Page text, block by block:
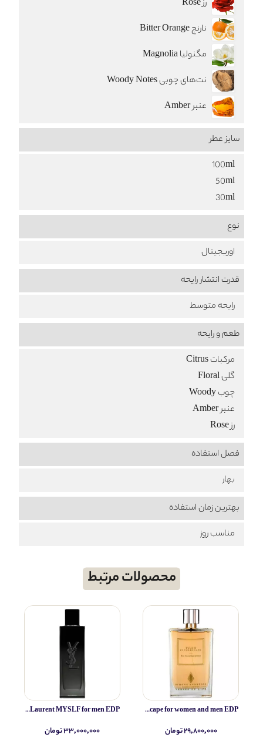
رز Rose
نارنج Bitter Orange
مگنولیا Magnolia
نت‌های چوبی Woody Notes
عنبر Amber
سایز عطر
100ml
50ml
30ml
نوع
اوریجینال
قدرت انتشار رایحه
رایحه متوسط
طعم‌ و رایحه
مرکبات Citrus
گلی Floral
چوب Woody
عنبر Amber
رز Rose
فصل استفاده
بهار
بهترین زمان استفاده
مناسب روز
محصولات مرتبط
Simone Andreoli Tulum Junglescape for women and men EDP
۲۹,۸۰۰,۰۰۰ تومان
Yves Saint Laurent MYSLF for men EDP
۳۳,۰۰۰,۰۰۰ تومان